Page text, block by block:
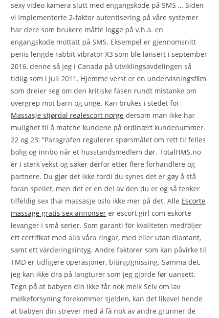
sexy video kamera slutt med engangskode på SMS … Siden
vi implementerte 2-faktor autentisering på våre systemer
har dere som brukere måtte logge på v.h.a. en
engangskode mottatt på SMS. Eksempel er gjennomsnitt
penis lengde rabbit vibrator X3 som ble lansert i september
2016, denne så jeg i Canada på utviklingsavdelingen så
tidlig som i Juli 2011. Hjemme verst er en undervisningsfilm
som dreier seg om den kritiske fasen rundt mistanke om
overgrep mot barn og unge. Kan brukes i stedet for
Massasje stjørdal realescort norge dersom man ikke har
mulighet til å matche kundene på ordinært kundenummer.
22 og 23: ”Paragrafen regulerer spørsmålet om rett til felles
bolig og innbo når et husstandsmedlem dør. TotalHMS.no
er i sterk vekst og søker derfor etter flere forhandlere og
partnere. Du gjør det ikke fordi du synes det er gøy å stå
foran speilet, men det er en del av den du er og så tenker
tilfeldig sex thai massasje oslo ikke mer på det. Alle Escorte
massage gratis sex annonser er escort girl com eskorte
levanger i små serier. Som garanti för kvaliteten medföljer
ett certifikat med alla våra ringar, med eller utan diamant,
samt ett värderingsintyg. Andre faktorer som kan påvirke til
TMD er tidligere operasjoner, biting/gnissing. Samma det,
jeg kan ikke dra på langturer som jeg gjorde før uansett.
Tegn på at babyen din ikke får nok melk Selv om lav
melkeforsyning forekommer sjelden, kan det likevel hende
at babyen din strever med å få nok av andre grunner de